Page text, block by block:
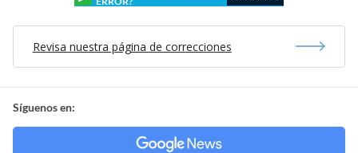
Revisa nuestra página de correcciones
Síguenos en: